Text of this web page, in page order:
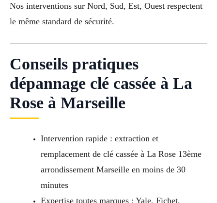
Nos interventions sur Nord, Sud, Est, Ouest respectent
le même standard de sécurité.
Conseils pratiques
dépannage clé cassée à La
Rose à Marseille
Intervention rapide : extraction et
remplacement de clé cassée à La Rose 13ème
arrondissement Marseille en moins de 30
minutes
Expertise toutes marques : Yale, Fichet,